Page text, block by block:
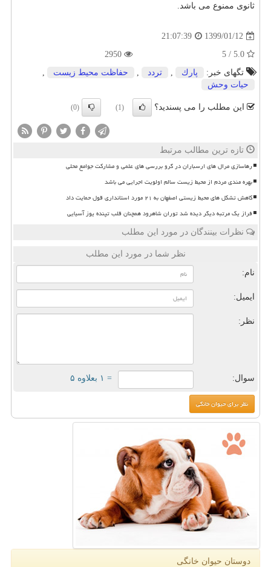
ثانوی ممنوع می باشد.
1399/01/12
21:07:39
تگهای خبر:
پارك , تردد , حفاظت محیط زیست
,
حیات وحش
این مطلب را می پسندید؟ (1)
(0)
تازه ترین مطالب مرتبط
رهاسازی مرال های ارسباران در گرو بررسی های علمی و مشارکت جوامع محلی
بهره مندی مردم از محیط زیست سالم اولویت اجرایی می باشد
کاهش تشکل های محیط زیستی اصفهان به ۲۱ مورد استانداری قول حمایت داد
فراز یک مرتبه دیگر دیده شد توران شاهرود همچنان قلب تپنده یوز آسیایی
نظرات بینندگان در مورد این مطلب
نظر شما در مورد این مطلب
نام:
ایمیل:
نظر:
سوال: = ۱ بعلاوه ۵
دوستان حیوان خانگی